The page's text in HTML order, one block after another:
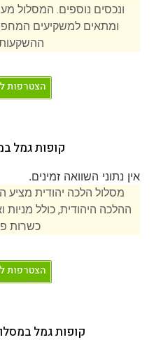
ונכסים נוספים. המסלול
ומתאים למשקיעים
הצטרפות
קופות גמל
אין נתוני השוואה זמינים.
מסלול הלכה יהודית
ההלכה היהודית, כולל
כשרות
הצטרפות
קופות גמל